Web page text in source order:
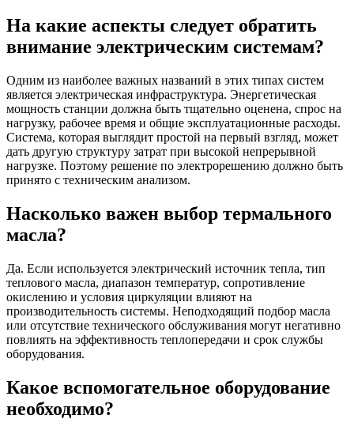
На какие аспекты следует обратить
внимание электрическим системам?
Одним из наиболее важных названий в этих типах систем
является электрическая инфраструктура. Энергетическая
мощность станции должна быть тщательно оценена, спрос на
нагрузку, рабочее время и общие эксплуатационные расходы.
Система, которая выглядит простой на первый взгляд, может
дать другую структуру затрат при высокой непрерывной
нагрузке. Поэтому решение по электрорешению должно быть
принято с техническим анализом.
Насколько важен выбор термального
масла?
Да. Если используется электрический источник тепла, тип
теплового масла, диапазон температур, сопротивление
окислению и условия циркуляции влияют на
производительность системы. Неподходящий подбор масла
или отсутствие технического обслуживания могут негативно
повлиять на эффективность теплопередачи и срок службы
оборудования.
Какое вспомогательное оборудование
необходимо?